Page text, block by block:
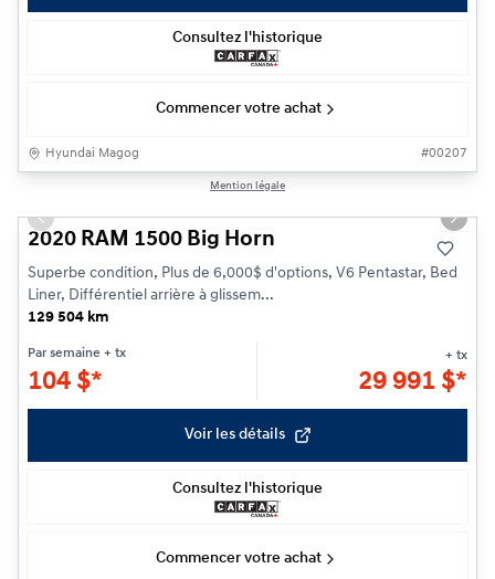
Consultez l'historique
Commencer votre achat
Hyundai Magog #00207
Mention légale
Previous slide Next
2020 RAM 1500 Big Horn
Superbe condition, Plus de 6,000$ d'options, V6 Pentastar, Bed
Liner, Différentiel arrière à glissem...
129 504 km
Par semaine + tx
104 $*
+ tx
29 991 $*
Voir les détails
Consultez l'historique
Commencer votre achat